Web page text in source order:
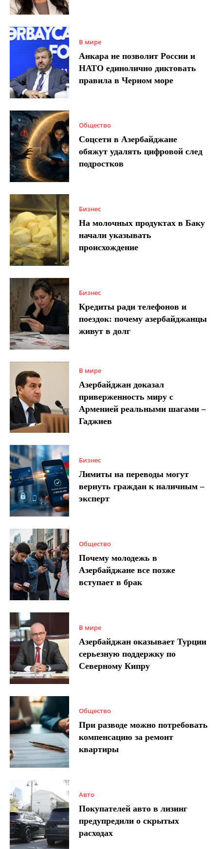
В мире
Анкара не позволит России и
НАТО единолично диктовать
правила в Черном море
Общество
Соцсети в Азербайджане
обяжут удалять цифровой след
подростков
Бизнес
На молочных продуктах в Баку
начали указывать
происхождение
Бизнес
Кредиты ради телефонов и
поездок: почему азербайджанцы
живут в долг
В мире
Азербайджан доказал
приверженность миру с
Арменией реальными шагами –
Гаджиев
Бизнес
Лимиты на переводы могут
вернуть граждан к наличным –
эксперт
Общество
Почему молодежь в
Азербайджане все позже
вступает в брак
В мире
Азербайджан оказывает Турции
серьезную поддержку по
Северному Кипру
Общество
При разводе можно потребовать
компенсацию за ремонт
квартиры
Авто
Покупателей авто в лизинг
предупредили о скрытых
расходах